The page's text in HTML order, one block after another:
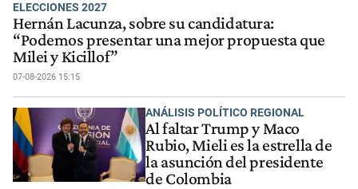
ELECCIONES 2027
Hernán Lacunza, sobre su candidatura:
“Podemos presentar una mejor propuesta que
Milei y Kicillof”
07-08-2026 15:15
ANÁLISIS POLÍTICO REGIONAL
Al faltar Trump y Maco
Rubio, Mieli es la estrella de
la asunción del presidente
de Colombia